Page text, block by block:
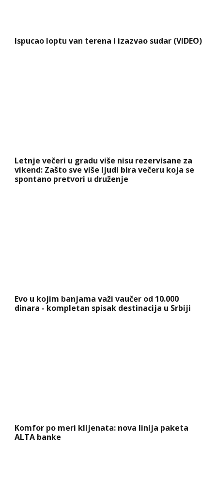
Ispucao loptu van terena i izazvao sudar (VIDEO)
Letnje večeri u gradu više nisu rezervisane za
vikend: Zašto sve više ljudi bira večeru koja se
spontano pretvori u druženje
Evo u kojim banjama važi vaučer od 10.000
dinara - kompletan spisak destinacija u Srbiji
Komfor po meri klijenata: nova linija paketa
ALTA banke